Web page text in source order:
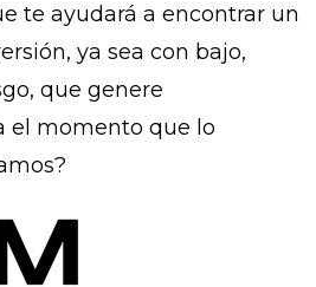
te ayudará a encontrar un
ya sea con bajo,
que genere
el momento que lo